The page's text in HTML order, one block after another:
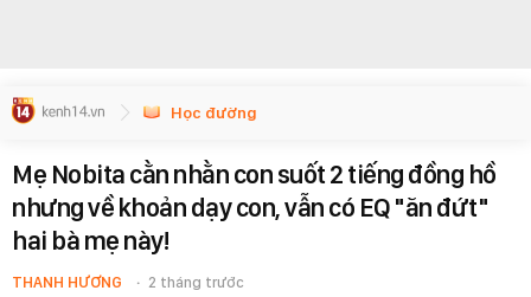
Học đường
Mẹ Nobita cằn nhằn con suốt 2 tiếng đồng hồ
nhưng về khoản dạy con, vẫn có EQ "ăn đứt"
hai bà mẹ này!
THANH HƯƠNG 2 tháng trước